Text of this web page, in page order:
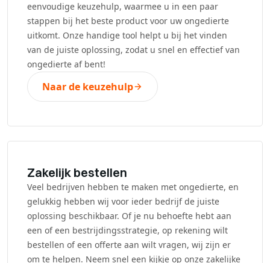
eenvoudige keuzehulp, waarmee u in een paar
stappen bij het beste product voor uw ongedierte
uitkomt. Onze handige tool helpt u bij het vinden
van de juiste oplossing, zodat u snel en effectief van
ongedierte af bent!
Naar de keuzehulp
Zakelijk bestellen
Veel bedrijven hebben te maken met ongedierte, en
gelukkig hebben wij voor ieder bedrijf de juiste
oplossing beschikbaar. Of je nu behoefte hebt aan
een of een bestrijdingsstrategie, op rekening wilt
bestellen of een offerte aan wilt vragen, wij zijn er
om te helpen. Neem snel een kijkje op onze zakelijke